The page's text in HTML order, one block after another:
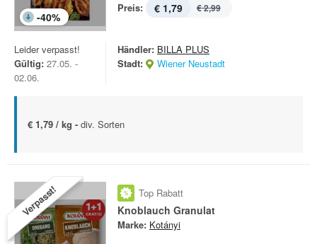
-40%
Preis: € 1,79 € 2,99
Leider verpasst!
Gültig: 27.05. -
02.06.
Händler: BILLA PLUS
Stadt:
Wiener Neustadt
€ 1,79 / kg - div. Sorten
Verpasst! Top Rabatt
Knoblauch Granulat
Marke: Kotányi